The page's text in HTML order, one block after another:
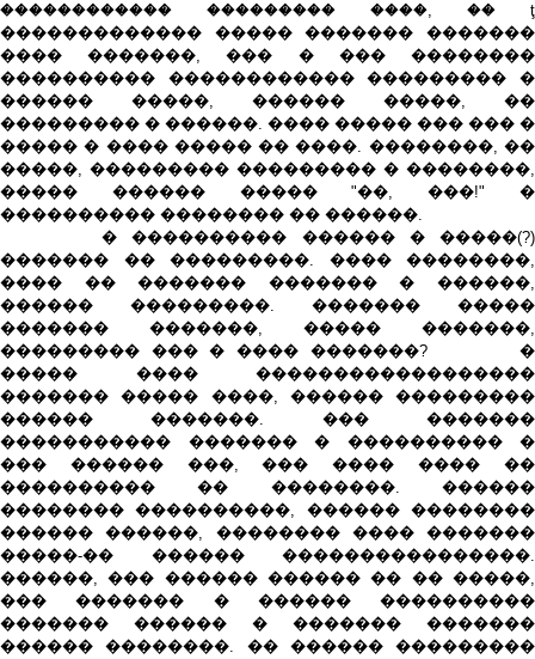
������������ ��������� ����, �� ţ
������������� ����� ������� �������
���� �������, ��� � ��� ��������
���������� ������������ ��������� �
������ �����, ������ �����, ��
��������� � ������. ���� ����� ��� ��� �
����� � ���� ����� �� ����. ��������, ��
�����, ��������� ��������� � ��������,
����� ������ ����� "��, ���!" �
���������� �������� �� ������.
� ���������� ������ � �����(?)
������� �� ���������. ���� ��������,
���� �� ������� ������� � ������,
������ ���������. ������� �����
������� �������, ����� �������,
��������� ��� � ���� �������? �
����� ���� ������������������
������� ����� ����, ������ ���������
������ �������. ��� �������
����������� ������� � ���������� �
��� ������ ���, ��� ���� ���� ��
���������� �� ��������. ������
�������� ����������, ������ ��������
������ ������, �������� ���� �������
�����-�� ������ ����������������.
������, ��� ������ ������ �� �� �����,
��� ������� � ������ ����������
������� ������ � ������� �������
������ ��������. �� ������ ���������